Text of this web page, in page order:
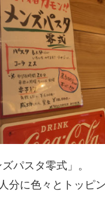
パスタ零式」。
分に色々とトッピ